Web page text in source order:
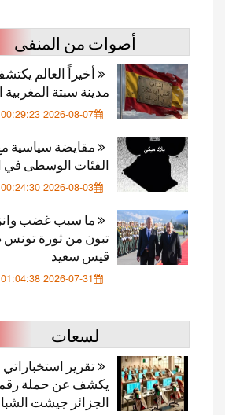
أصوات من المنفى
أخيراً العالم
مدينة سبتة المغربية
2026-08-07 00:29:23
مقايضة سياسية
الفئات الوسطى في
2026-08-03 00:24:30
ما سبب غضب
تبون من ثورة
قيس سعيد
2026-07-31 01:04:38
لسعات
تقرير
يكشف عن حملة
الجزائر جيشت